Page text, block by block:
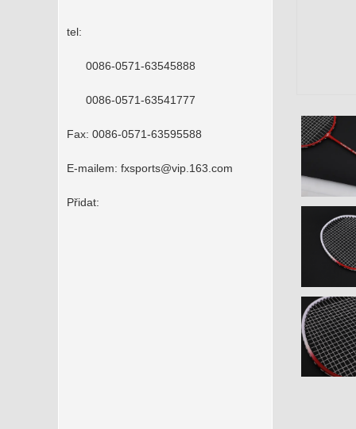
tel:
0086-0571-63545888
0086-0571-63541777
Fax: 0086-0571-63595588
E-mailem: fxsports@vip.163.com
Přidat: